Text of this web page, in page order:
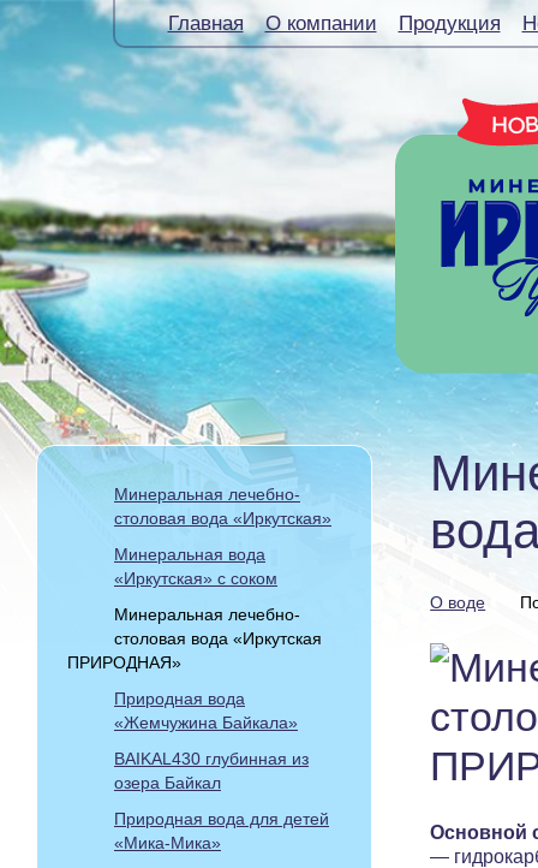
Главная О компании Продукция
Минеральная лечебно-
столовая вода «Иркутская»
Минеральная вода
«Иркутская» с соком
Минеральная лечебно-
столовая вода «Иркутская
ПРИРОДНАЯ»
Природная вода
«Жемчужина Байкала»
BAIKAL430 глубинная из
озера Байкал
Природная вода для детей
«Мика-Мика»
О воде
Основной
—